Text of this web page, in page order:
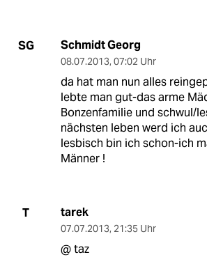
SG Schmidt Georg
08.07.2013, 07:02 Uhr
da hat man nun alles
lebte man gut-das arme
Bonzenfamilie und schwul/
nächsten leben werd ich
lesbisch bin ich schon-ich
Männer !
T tarek
07.07.2013, 21:35 Uhr
@ taz